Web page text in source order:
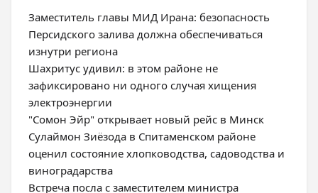
Заместитель главы МИД Ирана: безопасность
Персидского залива должна обеспечиваться
изнутри региона
Шахритус удивил: в этом районе не
зафиксировано ни одного случая хищения
электроэнергии
"Сомон Эйр" открывает новый рейс в Минск
Сулаймон Зиёзода в Спитаменском районе
оценил состояние хлопководства, садоводства и
виноградарства
Встреча посла с заместителем министра